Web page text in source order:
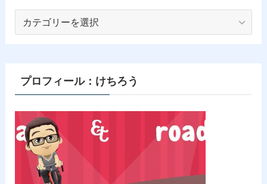
ープロフィール：けちろう